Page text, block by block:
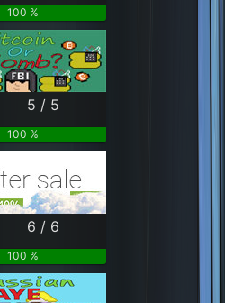
100 %
5 / 5
100 %
6 / 6
100 %